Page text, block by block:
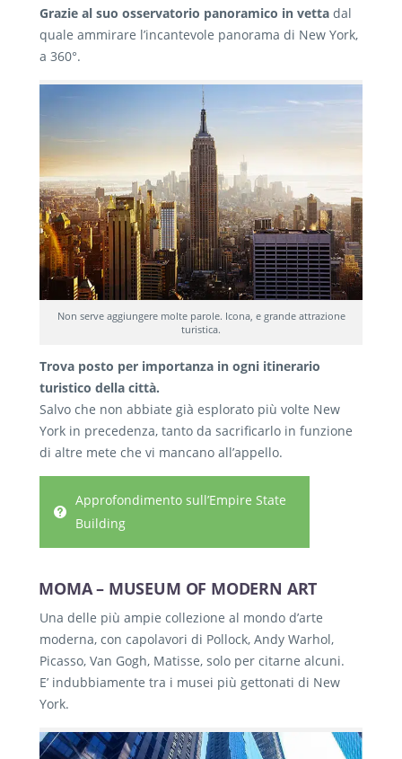
Grazie al suo osservatorio panoramico in vetta dal
quale ammirare l’incantevole panorama di New York,
a 360°.
Non serve aggiungere molte parole. Icona, e grande attrazione
turistica.
Trova posto per importanza in ogni itinerario
turistico della città.
Salvo che non abbiate già esplorato più volte New
York in precedenza, tanto da sacrificarlo in funzione
di altre mete che vi mancano all’appello.
Approfondimento sull’Empire State
Building
MOMA – MUSEUM OF MODERN ART
Una delle più ampie collezione al mondo d’arte
moderna, con capolavori di Pollock, Andy Warhol,
Picasso, Van Gogh, Matisse, solo per citarne alcuni.
E’ indubbiamente tra i musei più gettonati di New
York.